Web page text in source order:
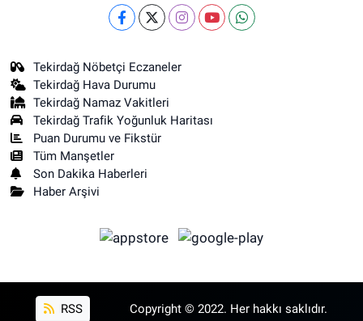
Tekirdağ Nöbetçi Eczaneler
Tekirdağ Hava Durumu
Tekirdağ Namaz Vakitleri
Tekirdağ Trafik Yoğunluk Haritası
Puan Durumu ve Fikstür
Tüm Manşetler
Son Dakika Haberleri
Haber Arşivi
RSS Copyright © 2022. Her hakkı saklıdır.